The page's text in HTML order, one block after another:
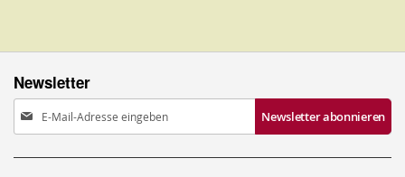
Newsletter
Anmeldung
zum
Newsletter:
Newsletter abonnieren